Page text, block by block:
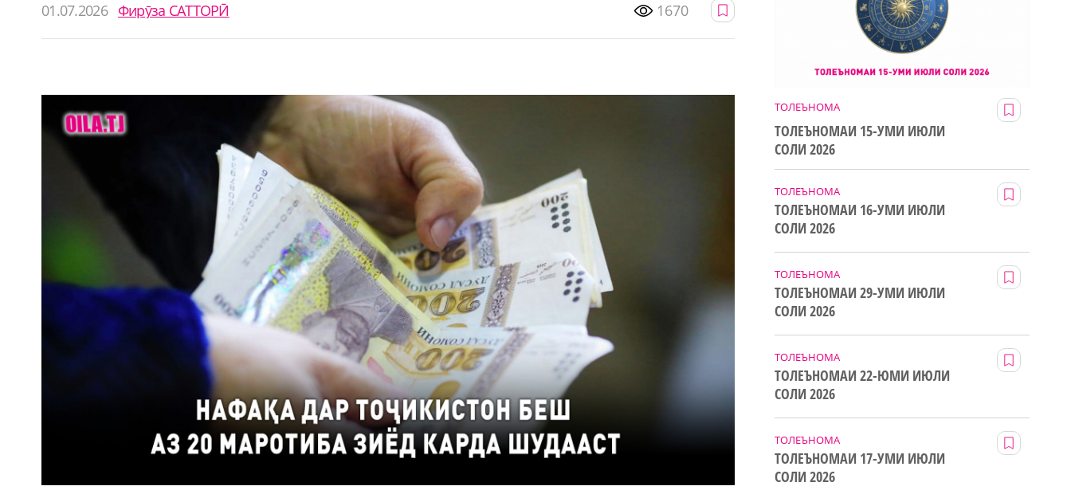
01.07.2026 Фирӯза САТТОРӢ 1670
ТОЛЕЪНОМА
ТОЛЕЪНОМАИ 15-УМИ ИЮЛИ
СОЛИ 2026
ТОЛЕЪНОМА
ТОЛЕЪНОМАИ 16-УМИ ИЮЛИ
СОЛИ 2026
ТОЛЕЪНОМА
ТОЛЕЪНОМАИ 29-УМИ ИЮЛИ
СОЛИ 2026
ТОЛЕЪНОМА
ТОЛЕЪНОМАИ 22-ЮМИ ИЮЛИ
СОЛИ 2026
ТОЛЕЪНОМА
ТОЛЕЪНОМАИ 17-УМИ ИЮЛИ
СОЛИ 2026